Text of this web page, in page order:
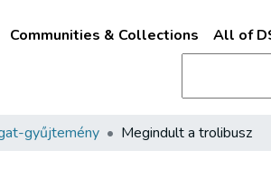
Communities & Collections All of
gyűjtemény Megindult a trolibusz